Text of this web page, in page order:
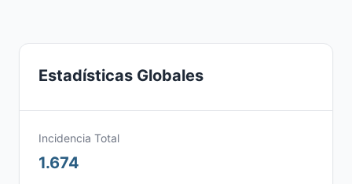
Estadísticas Globales
Incidencia Total
1.674